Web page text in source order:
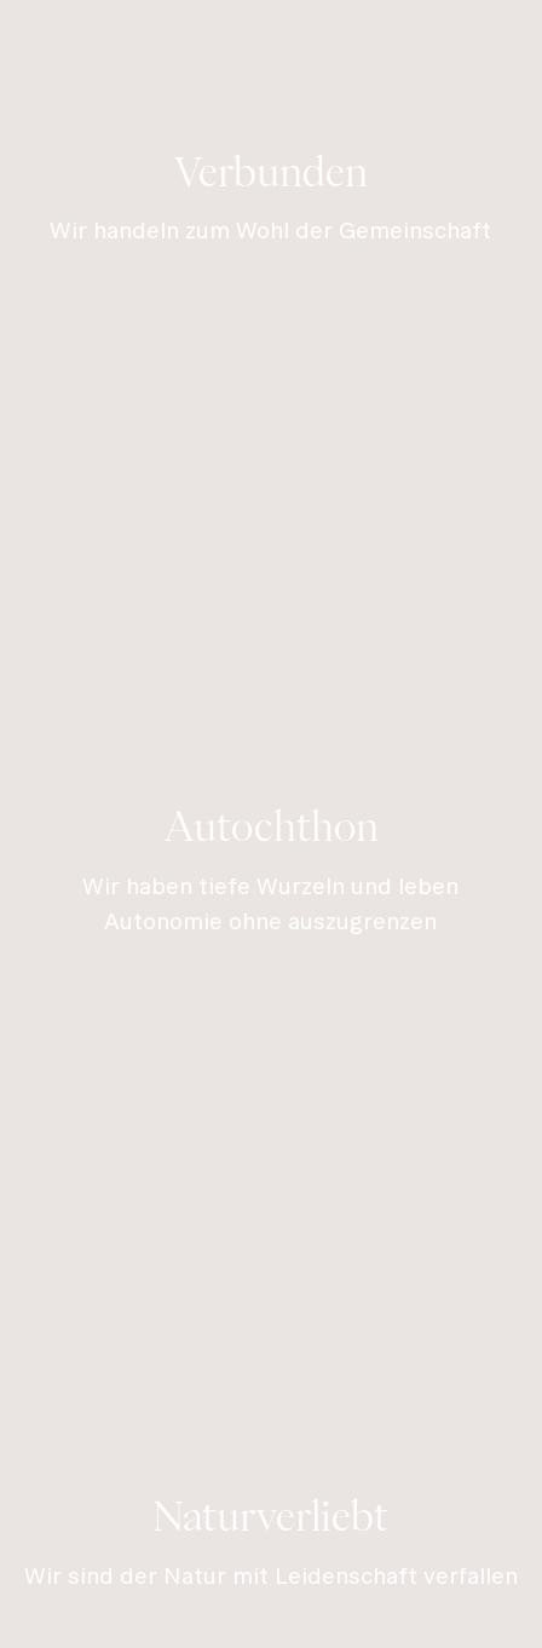
Verbunden
Wir handeln zum Wohl der Gemeinschaft
Autochthon
Wir haben tiefe Wurzeln und leben
Autonomie ohne auszugrenzen
Naturverliebt
Wir sind der Natur mit Leidenschaft verfallen